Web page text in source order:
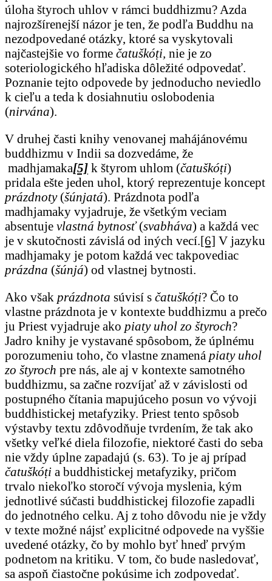
úloha štyroch uhlov v rámci buddhizmu? Azda
najrozšírenejší názor je ten, že podľa Buddhu na
nezodpovedané otázky, ktoré sa vyskytovali
najčastejšie vo forme čatuškóṭi, nie je zo
soteriologického hľadiska dôležité odpovedať.
Poznanie tejto odpovede by jednoducho neviedlo
k cieľu a teda k dosiahnutiu oslobodenia
(nirvána).
V druhej časti knihy venovanej mahájánovému
buddhizmu v Indii sa dozvedáme, že
madhjamaka[5] k štyrom uhlom (čatuškóṭi)
pridala ešte jeden uhol, ktorý reprezentuje koncept
prázdnoty(šúnjatá). Prázdnota podľa
madhjamaky vyjadruje, že všetkým veciam
absentuje vlastná bytnosť(svabháva) a každá vec
je v skutočnosti závislá od iných vecí.[6] V jazyku
madhjamaky je potom každá vec takpovediac
prázdna (šúnjá) od vlastnej bytnosti.
Ako však prázdnota súvisí s čatuškóṭi? Čo to
vlastne prázdnota je v kontexte buddhizmu a prečo
ju Priest vyjadruje ako piaty uhol zo štyroch?
Jadro knihy je vystavané spôsobom, že úplnému
porozumeniu toho, čo vlastne znamená piaty uhol
zo štyroch pre nás, ale aj v kontexte samotného
buddhizmu, sa začne rozvíjať až v závislosti od
postupného čítania mapujúceho posun vo vývoji
buddhistickej metafyziky. Priest tento spôsob
výstavby textu zdôvodňuje tvrdením, že tak ako
všetky veľké diela filozofie, niektoré časti do seba
nie vždy úplne zapadajú (s. 63). To je aj prípad
čatuškóṭi a buddhistickej metafyziky, pričom
trvalo niekoľko storočí vývoja myslenia, kým
jednotlivé súčasti buddhistickej filozofie zapadli
do jednotného celku. Aj z toho dôvodu nie je vždy
v texte možné nájsť explicitné odpovede na vyššie
uvedené otázky, čo by mohlo byť hneď prvým
podnetom na kritiku. V tom, čo bude nasledovať,
sa aspoň čiastočne pokúsime ich zodpovedať.